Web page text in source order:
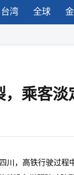
台湾 全球
乘客淡
川，高铁行驶过程